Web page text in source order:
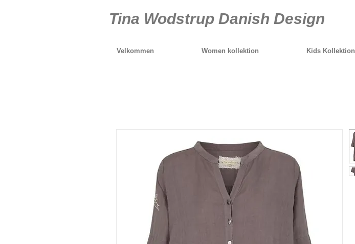
Tina Wodstrup Danish Design
Velkommen Women kollektion Kids Kollektion